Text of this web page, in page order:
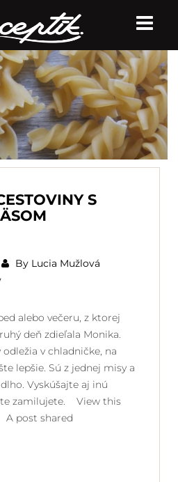
S
By Lucia Mužlová
alebo večeru, z ktorej
deň zdieľala Monika.
v chladničke, na
lepšie. Sú z jednej misy a
Vyskúšajte aj inú
zamilujete. View this
post shared